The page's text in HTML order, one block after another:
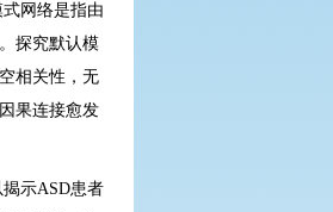
网络是指由
探究默认模
相关性，无
果连接愈发
揭示ASD患者